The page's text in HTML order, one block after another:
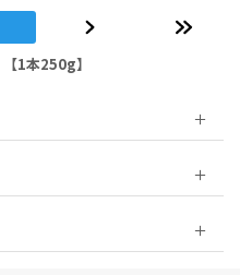
1本250g】